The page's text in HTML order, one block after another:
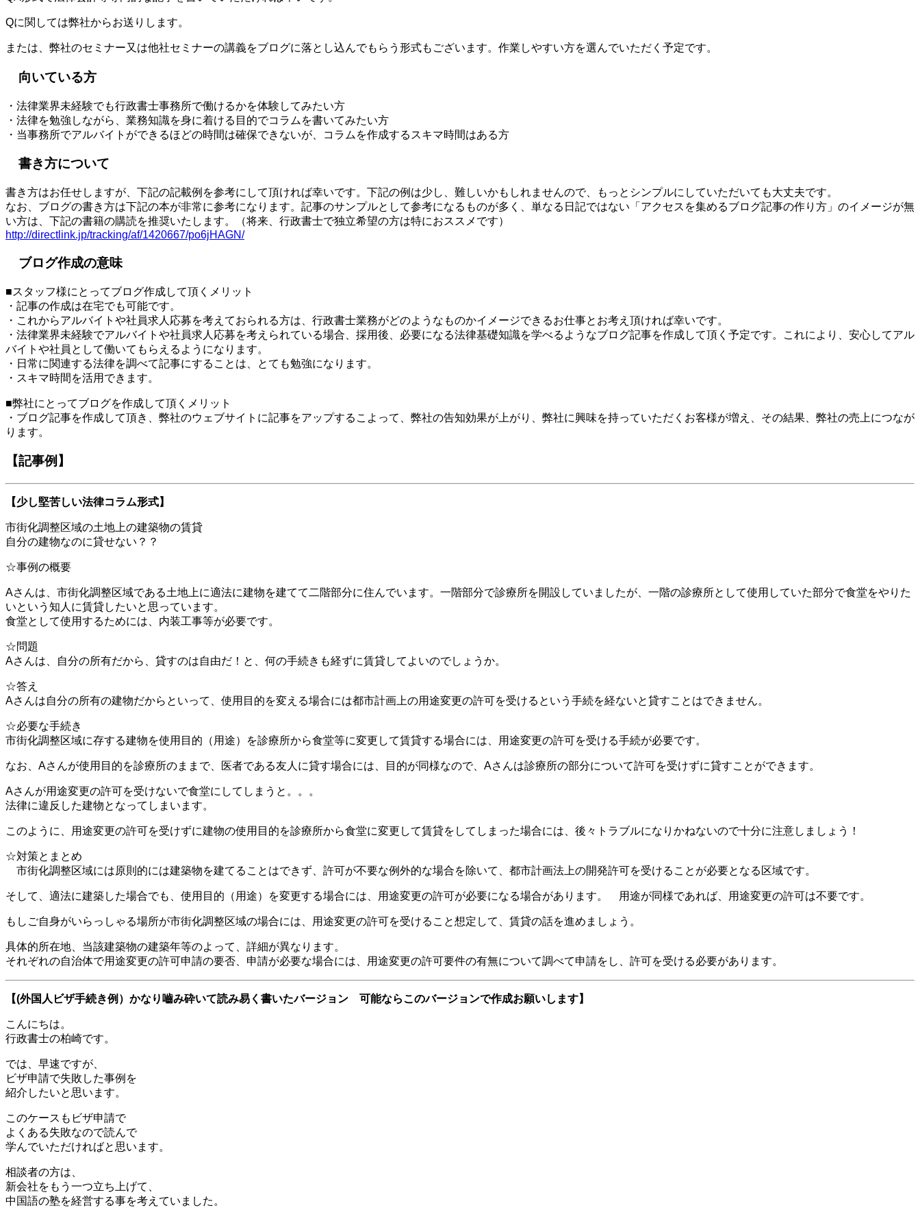
Qに関しては弊社からお送りします。
または、弊社のセミナー又は他社セミナーの講義をブログに落とし込んでもらう形式もございます。作業しやすい方を選んでいただく予定です。
向いている方
・法律業界未経験でも行政書士事務所で働けるかを体験してみたい方
・法律を勉強しながら、業務知識を身に着ける目的でコラムを書いてみたい方
・当事務所でアルバイトができるほどの時間は確保できないが、コラムを作成するスキマ時間はある方
書き方について
書き方はお任せしますが、下記の記載例を参考にして頂ければ幸いです。下記の例は少し、難しいかもしれませんので、もっとシンプルにしていただいても大丈夫です。
なお、ブログの書き方は下記の本が非常に参考になります。記事のサンプルとして参考になるものが多く、単なる日記ではない「アクセスを集めるブログ記事の作り方」のイメージが無
い方は、下記の書籍の購読を推奨いたします。（将来、行政書士で独立希望の方は特におススメです）
http://directlink.jp/tracking/af/1420667/po6jHAGN/
ブログ作成の意味
■スタッフ様にとってブログ作成して頂くメリット
・記事の作成は在宅でも可能です。
・これからアルバイトや社員求人応募を考えておられる方は、行政書士業務がどのようなものかイメージできるお仕事とお考え頂ければ幸いです。
・法律業界未経験でアルバイトや社員求人応募を考えられている場合、採用後、必要になる法律基礎知識を学べるようなブログ記事を作成して頂く予定です。これにより、安心してアル
バイトや社員として働いてもらえるようになります。
・日常に関連する法律を調べて記事にすることは、とても勉強になります。
・スキマ時間を活用できます。
■弊社にとってブログを作成して頂くメリット
・ブログ記事を作成して頂き、弊社のウェブサイトに記事をアップするこよって、弊社の告知効果が上がり、弊社に興味を持っていただくお客様が増え、その結果、弊社の売上につなが
ります。
【記事例】
【少し堅苦しい法律コラム形式】
市街化調整区域の土地上の建築物の賃貸
自分の建物なのに貸せない？？
☆事例の概要
Aさんは、市街化調整区域である土地上に適法に建物を建てて二階部分に住んでいます。一階部分で診療所を開設していましたが、一階の診療所として使用していた部分で食堂をやりた
いという知人に賃貸したいと思っています。
食堂として使用するためには、内装工事等が必要です。
☆問題
Aさんは、自分の所有だから、貸すのは自由だ！と、何の手続きも経ずに賃貸してよいのでしょうか。
☆答え
Aさんは自分の所有の建物だからといって、使用目的を変える場合には都市計画上の用途変更の許可を受けるという手続を経ないと貸すことはできません。
☆必要な手続き
市街化調整区域に存する建物を使用目的（用途）を診療所から食堂等に変更して賃貸する場合には、用途変更の許可を受ける手続が必要です。
なお、Aさんが使用目的を診療所のままで、医者である友人に貸す場合には、目的が同様なので、Aさんは診療所の部分について許可を受けずに貸すことができます。
Aさんが用途変更の許可を受けないで食堂にしてしまうと。。。
法律に違反した建物となってしまいます。
このように、用途変更の許可を受けずに建物の使用目的を診療所から食堂に変更して賃貸をしてしまった場合には、後々トラブルになりかねないので十分に注意しましょう！
☆対策とまとめ
市街化調整区域には原則的には建築物を建てることはできず、許可が不要な例外的な場合を除いて、都市計画法上の開発許可を受けることが必要となる区域です。
そして、適法に建築した場合でも、使用目的（用途）を変更する場合には、用途変更の許可が必要になる場合があります。 用途が同様であれば、用途変更の許可は不要です。
もしご自身がいらっしゃる場所が市街化調整区域の場合には、用途変更の許可を受けること想定して、賃貸の話を進めましょう。
具体的所在地、当該建築物の建築年等のよって、詳細が異なります。
それぞれの自治体で用途変更の許可申請の要否、申請が必要な場合には、用途変更の許可要件の有無について調べて申請をし、許可を受ける必要があります。
【(外国人ビザ手続き例）かなり嚙み砕いて読み易く書いたバージョン 可能ならこのバージョンで作成お願いします】
こんにちは。
行政書士の柏崎です。
では、早速ですが、
ビザ申請で失敗した事例を
紹介したいと思います。
このケースもビザ申請で
よくある失敗なので読んで
学んでいただければと思います。
相談者の方は、
新会社をもう一つ立ち上げて、
中国語の塾を経営する事を考えていました。